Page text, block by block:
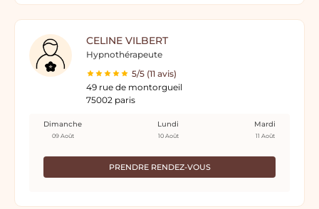
CELINE VILBERT
Hypnothérapeute
5/5 (11 avis)
49 rue de montorgueil
75002 paris
PRENDRE RENDEZ-VOUS
Dimanche
09 Août
Lundi
10 Août
Mardi
11 Août